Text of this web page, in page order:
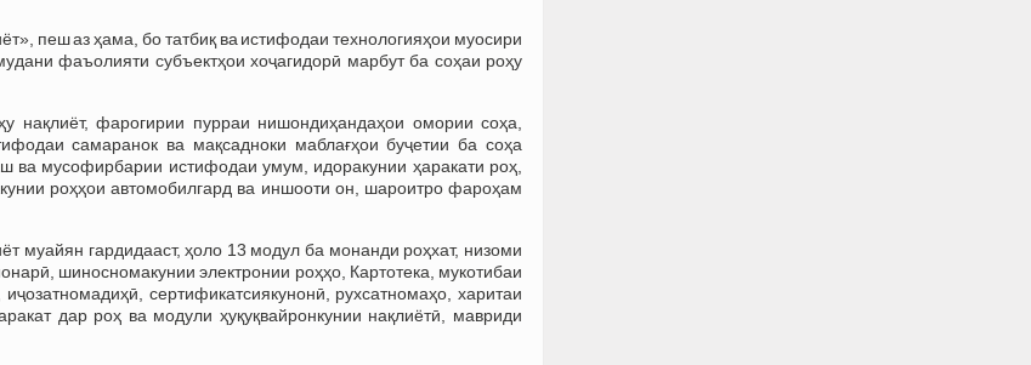
пеш аз ҳама, бо татбиқ ва истифодаи технологияҳои муосири
фаъолияти субъектҳои хоҷагидорӣ марбут ба соҳаи роҳу
нақлиёт, фарогирии пурраи нишондиҳандаҳои омории соҳа,
самаранок ва мақсадноки маблағҳои буҷетии ба соҳа
ва мусофирбарии истифодаи умум, идоракунии ҳаракати роҳ,
роҳҳои автомобилгард ва иншооти он, шароитро фароҳам
муайян гардидааст, ҳоло 13 модул ба монанди роҳхат, низоми
шиносномакунии электронии роҳҳо, Картотека, мукотибаи
сертификатсиякунонӣ, рухсатномаҳо, харитаи
дар роҳ ва модули ҳуқуқвайронкунии нақлиётӣ, мавриди